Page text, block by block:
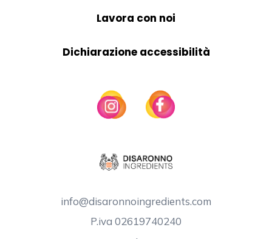
Lavora con noi
Dichiarazione accessibilità
info@disaronnoingredients.com
P.iva 02619740240